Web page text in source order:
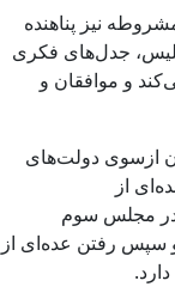
نیز پناهنده
جدل‌های فکری
و موافقان و
ازسوی دولت‌های
از
در مجلس سوم
سپس رفتن عده‌ای از